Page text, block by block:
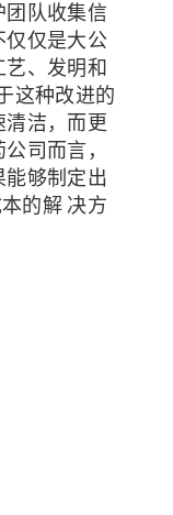
团队收集信
仅仅是大公
、发明和
这种改进的
清洁，而更
司而言，
够制定出
的解 决方